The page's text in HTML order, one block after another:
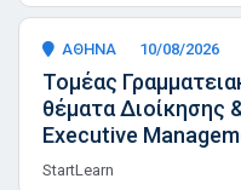
ΑΘΗΝΑ 10/08/2026
Τομέας
θέματα Διοίκησης
Executive
StartLearn